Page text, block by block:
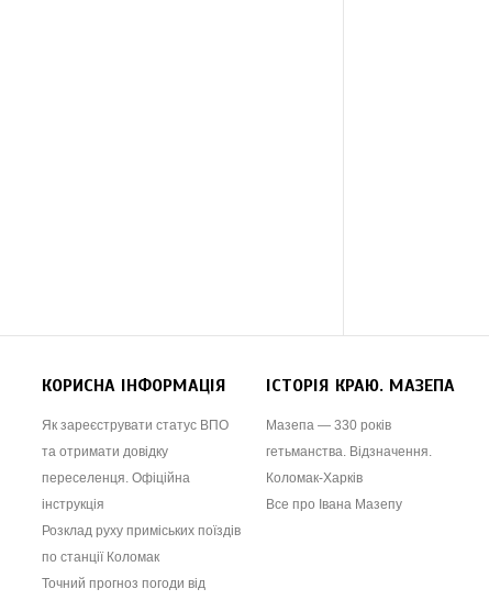
КОРИСНА ІНФОРМАЦІЯ
Як зареєструвати статус ВПО
та отримати довідку
переселенця. Офіційна
інструкція
Розклад руху приміських поїздів
по станції Коломак
Точний прогноз погоди від
ІСТОРІЯ КРАЮ. МАЗЕПА
Мазепа — 330 років
гетьманства. Відзначення.
Коломак-Харків
Все про Івана Мазепу